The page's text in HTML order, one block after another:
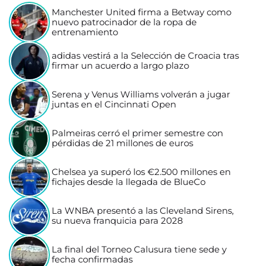
Manchester United firma a Betway como
nuevo patrocinador de la ropa de
entrenamiento
adidas vestirá a la Selección de Croacia tras
firmar un acuerdo a largo plazo
Serena y Venus Williams volverán a jugar
juntas en el Cincinnati Open
Palmeiras cerró el primer semestre con
pérdidas de 21 millones de euros
Chelsea ya superó los €2.500 millones en
fichajes desde la llegada de BlueCo
La WNBA presentó a las Cleveland Sirens,
su nueva franquicia para 2028
La final del Torneo Calusura tiene sede y
fecha confirmadas